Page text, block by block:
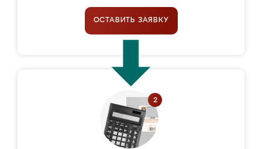
ОСТАВИТЬ ЗАЯВКУ